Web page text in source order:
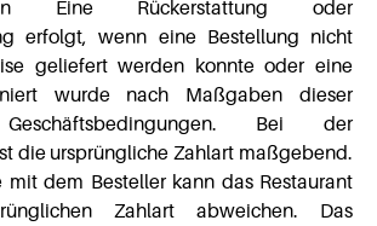
Eine Rückerstattung oder
erfolgt, wenn eine Bestellung nicht
geliefert werden konnte oder eine
wurde nach Maßgaben dieser
Bei der
die ursprüngliche Zahlart maßgebend.
mit dem Besteller kann das Restaurant
Zahlart abweichen. Das